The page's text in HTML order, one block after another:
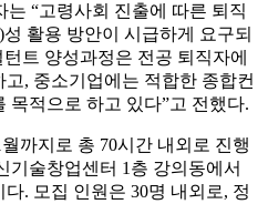
“고령사회 진출에 따른 퇴직
활용 방안이 시급하게 요구되
트 양성과정은 전공 퇴직자에
, 중소기업에는 적합한 종합컨
목적으로 하고 있다”고 전했다.
까지로 총 70시간 내외로 진행
기술창업센터 1층 강의동에서
. 모집 인원은 30명 내외로, 정